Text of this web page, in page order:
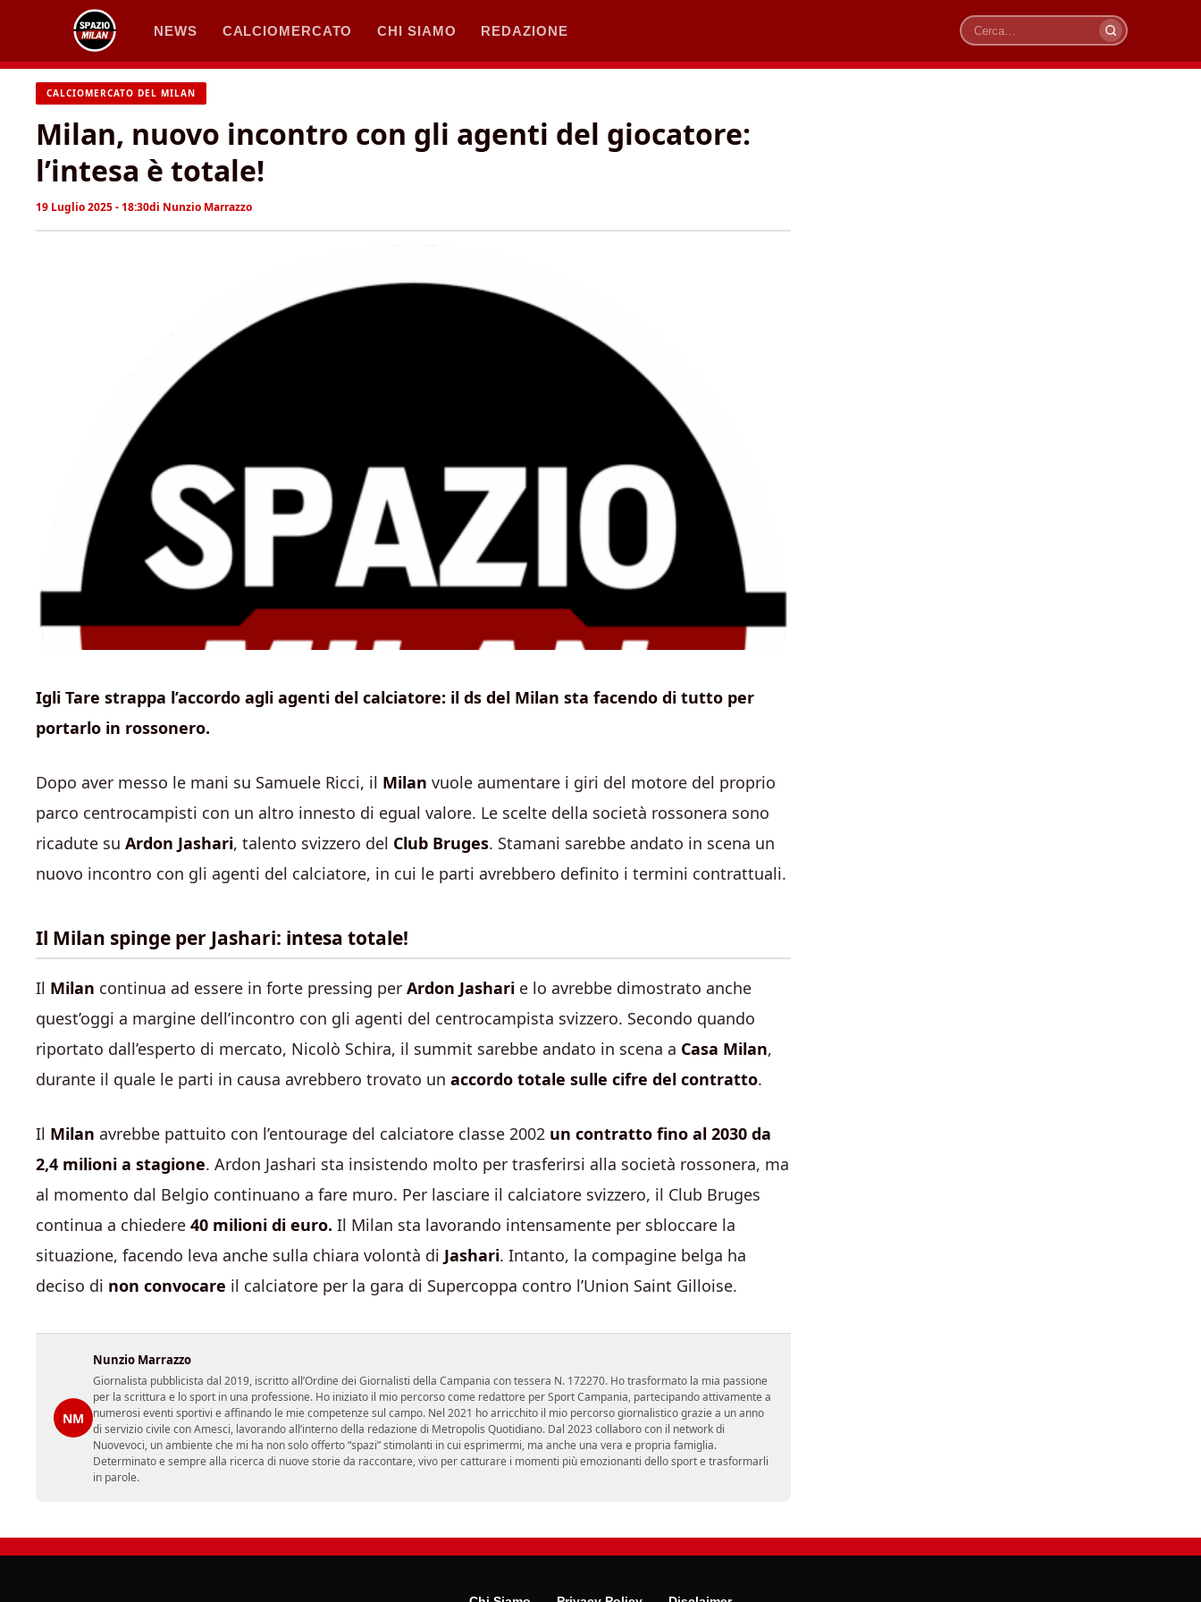
contenuto
NEWS CALCIOMERCATO CHI SIAMO REDAZIONE
Cerca
CALCIOMERCATO DEL MILAN
Milan, nuovo incontro con gli agenti del giocatore:
l’intesa è totale!
19 Luglio 2025 - 18:30di Nunzio Marrazzo
Igli Tare strappa l’accordo agli agenti del calciatore: il ds del Milan sta facendo di tutto per
portarlo in rossonero.
Dopo aver messo le mani su Samuele Ricci, il Milan vuole aumentare i giri del motore del proprio
parco centrocampisti con un altro innesto di egual valore. Le scelte della società rossonera sono
ricadute su Ardon Jashari, talento svizzero del Club Bruges. Stamani sarebbe andato in scena un
nuovo incontro con gli agenti del calciatore, in cui le parti avrebbero definito i termini contrattuali.
Il Milan spinge per Jashari: intesa totale!
Il Milan continua ad essere in forte pressing per Ardon Jashari e lo avrebbe dimostrato anche
quest’oggi a margine dell’incontro con gli agenti del centrocampista svizzero. Secondo quando
riportato dall’esperto di mercato, Nicolò Schira, il summit sarebbe andato in scena a Casa Milan,
durante il quale le parti in causa avrebbero trovato un accordo totale sulle cifre del contratto.
Il Milan avrebbe pattuito con l’entourage del calciatore classe 2002 un contratto fino al 2030 da
2,4 milioni a stagione. Ardon Jashari sta insistendo molto per trasferirsi alla società rossonera, ma
al momento dal Belgio continuano a fare muro. Per lasciare il calciatore svizzero, il Club Bruges
continua a chiedere 40 milioni di euro. Il Milan sta lavorando intensamente per sbloccare la
situazione, facendo leva anche sulla chiara volontà di Jashari. Intanto, la compagine belga ha
deciso di non convocare il calciatore per la gara di Supercoppa contro l’Union Saint Gilloise.
NM
Nunzio Marrazzo
Giornalista pubblicista dal 2019, iscritto all’Ordine dei Giornalisti della Campania con tessera N. 172270. Ho trasformato la mia passione
per la scrittura e lo sport in una professione. Ho iniziato il mio percorso come redattore per Sport Campania, partecipando attivamente a
numerosi eventi sportivi e affinando le mie competenze sul campo. Nel 2021 ho arricchito il mio percorso giornalistico grazie a un anno
di servizio civile con Amesci, lavorando all’interno della redazione di Metropolis Quotidiano. Dal 2023 collaboro con il network di
Nuovevoci, un ambiente che mi ha non solo offerto “spazi” stimolanti in cui esprimermi, ma anche una vera e propria famiglia.
Determinato e sempre alla ricerca di nuove storie da raccontare, vivo per catturare i momenti più emozionanti dello sport e trasformarli
in parole.